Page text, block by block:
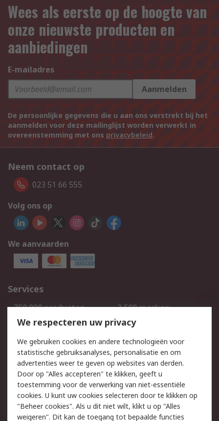
Wees als eerste op de hoogte van
onze nieuwste producten en
aanbiedingen
E-mailadres
Aanmelden
De persoonlijke gegevens die u aan ons verstrekt bij het
aanmelden voor deze mailinglijst worden verwerkt in
overeenstemming met ons privacybeleid.
Neem contact op
023 51 66 555
Volg ons op
We aanvaarden
Services
750.000 producten
2.500 merken
Bestellen
Inkoopoplossingen
Track & Trace
Wettelijk
Cookiebeleid
Email veiligheid
Privacybeleid
Websitevoorwaarden
We respecteren uw privacy
We gebruiken cookies en andere technologieën voor
statistische gebruiksanalyses, personalisatie en om
advertenties weer te geven op websites van derden.
Door op "Alles accepteren" te klikken, geeft u
toestemming voor de verwerking van niet-essentiële
cookies. U kunt uw cookies selecteren door te klikken op
"Beheer cookies". Als u dit niet wilt, klikt u op "Alles
weigeren". Dit kan de toegang tot bepaalde functies